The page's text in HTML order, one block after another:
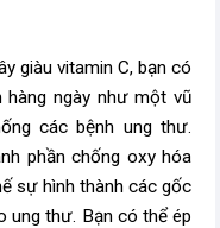
giàu vitamin C, bạn có
ngày như một vũ
các bệnh ung thư.
phần chống oxy hóa
sự hình thành các gốc
ung thư. Bạn có thể ép